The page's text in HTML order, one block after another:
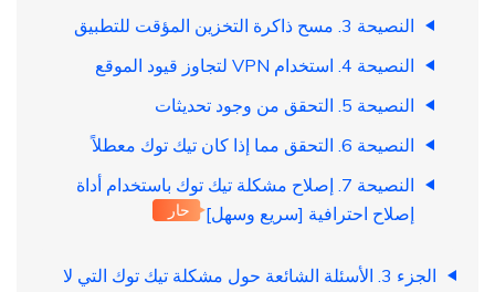
النصيحة 3. مسح ذاكرة التخزين المؤقت للتطبيق
النصيحة 4. استخدام VPN لتجاوز قيود الموقع
النصيحة 5. التحقق من وجود تحديثات
النصيحة 6. التحقق مما إذا كان تيك توك معطلاً
النصيحة 7. إصلاح مشكلة تيك توك باستخدام أداة
إصلاح احترافية [سريع وسهل]
حار
الجزء 3. الأسئلة الشائعة حول مشكلة تيك توك التي لا